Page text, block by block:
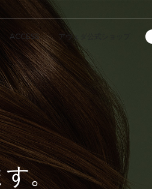
ACCESS アヴェダ公式ショップ
す。